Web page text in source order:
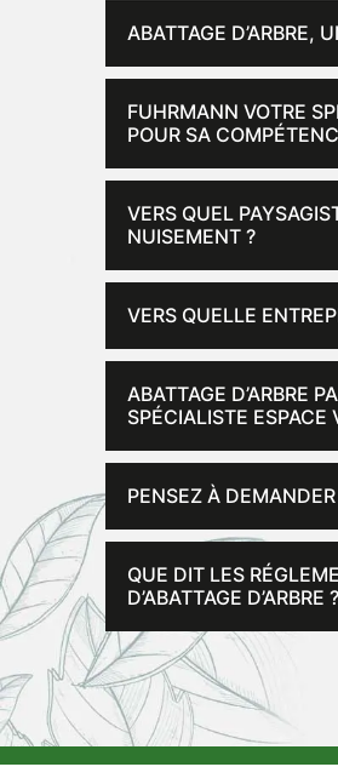
ABATTAGE D’ARBRE,
FUHRMANN VOTRE
POUR SA
VERS QUEL
NUISEMENT ?
VERS QUELLE
ABATTAGE D’ARBRE
SPÉCIALISTE ESPACE
PENSEZ À DEMANDER
QUE DIT LES
D’ABATTAGE D’ARBRE ?